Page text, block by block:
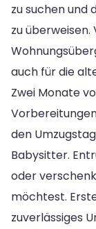
zu suchen und
zu
auch für die
Zwei Monate
den
Babysitter.
oder
möchtest.
zuverlässiges